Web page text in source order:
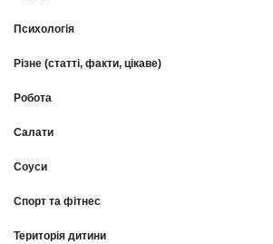
Психологія
Різне (статті, факти, цікаве)
Робота
Салати
Соуси
Спорт та фітнес
Територія дитини